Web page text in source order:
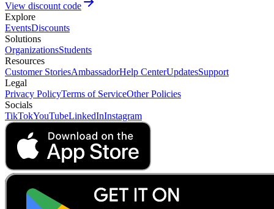
View discount code
Explore
EventsDiscounts
Solutions
OrganizationsStudents
Resources
Customer StoriesAmbassadorHelp CenterUpdatesSupport
Legal
Privacy PolicyTerms of ServiceOther Policies
Socials
TikTokYouTubeLinkedInInstagram